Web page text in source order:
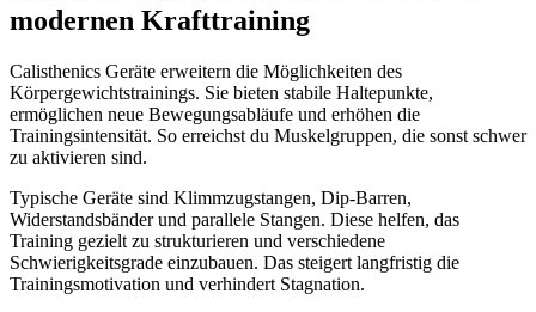
modernen Krafttraining
Calisthenics Geräte erweitern die Möglichkeiten des
Körpergewichtstrainings. Sie bieten stabile Haltepunkte,
ermöglichen neue Bewegungsabläufe und erhöhen die
Trainingsintensität. So erreichst du Muskelgruppen, die sonst schwer
zu aktivieren sind.
Typische Geräte sind Klimmzugstangen, Dip-Barren,
Widerstandsbänder und parallele Stangen. Diese helfen, das
Training gezielt zu strukturieren und verschiedene
Schwierigkeitsgrade einzubauen. Das steigert langfristig die
Trainingsmotivation und verhindert Stagnation.